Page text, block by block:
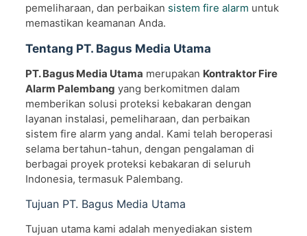
pemeliharaan, dan perbaikan sistem fire alarm untuk
memastikan keamanan Anda.
Tentang PT. Bagus Media Utama
PT. Bagus Media Utama merupakan Kontraktor Fire
Alarm Palembang yang berkomitmen dalam
memberikan solusi proteksi kebakaran dengan
layanan instalasi, pemeliharaan, dan perbaikan
sistem fire alarm yang andal. Kami telah beroperasi
selama bertahun-tahun, dengan pengalaman di
berbagai proyek proteksi kebakaran di seluruh
Indonesia, termasuk Palembang.
Tujuan PT. Bagus Media Utama
Tujuan utama kami adalah menyediakan sistem